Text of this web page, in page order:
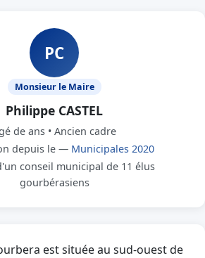
PC
Monsieur le Maire
Philippe CASTEL
de ans • Ancien cadre
depuis le — Municipales 2020
conseil municipal de 11 élus
gourbérasiens
est située au sud-ouest de